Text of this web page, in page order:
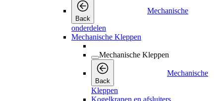
Back
Mechanische
onderdelen
Mechanische Kleppen
Mechanische Kleppen
Back
Mechanische
Kleppen
Kogelkranen en afsluiters